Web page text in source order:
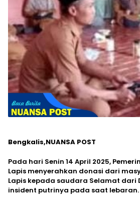
Bengkalis,NUANSA POST
Pada hari Senin 14 April 2025,
Lapis menyerahkan donasi dari
Lapis kepada saudara Selamat dari
insident putrinya pada saat lebaran.